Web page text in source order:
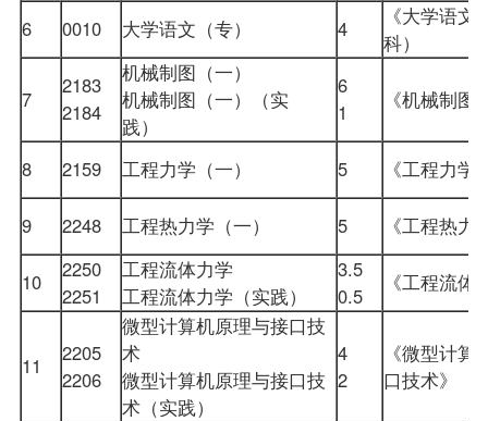
6
0010 大学语文 （专） 4
《大学语文
科）
7
2183
2184
机械制图（一）
机械制图（一）（实
践）
6
1
《机械制
8 2159 工程力学（一） 5 《工程力
9 2248 工程热力学（一） 5 《工程热
10 2250
2251
工程流体力学
工程流体力学（实践）
3.5
0.5
《工程流
11 2205
2206
微型计算机原理与接口技
术
微型计算机原理与接口技
术（实践）
4
2
《微型计算
口技术》